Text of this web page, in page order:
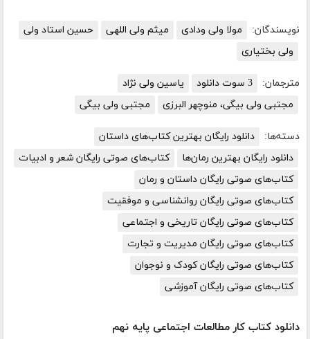
نویسندگان: مولا ولی ودادی میثم ولی اللهی
حسین استاد ولی
ولی بختیاری
مترجمان: 3 سوت دانلود
یاسین ولی نژاد
مجتبی ولی بیگی، منوچهر البرزی
مجتبی ولی بیگی
دسته‌ها:
دانلود رایگان بهترین کتاب‌های داستان
دانلود رایگان بهترین رمان‌ها
کتاب‌های صوتی رایگان شعر و ادبیات
کتاب‌های صوتی رایگان داستان و رمان
کتاب‌های صوتی رایگان روانشناسی و موفقیت
کتاب‌های صوتی رایگان تاریخی و اجتماعی
کتاب‌های صوتی رایگان مدیریت و تجارت
کتاب‌های صوتی رایگان کودک و نوجوان
کتاب‌های صوتی رایگان آموزشی
دانلود کتاب کار مطالعات اجتماعی پایه نهم